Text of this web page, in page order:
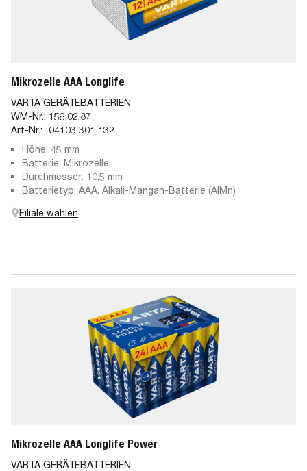
Mikrozelle AAA Longlife
VARTA GERÄTEBATTERIEN
WM-Nr.: 156.02.87
Art-Nr.:
04103 301 132
Höhe: 45 mm
Batterie: Mikrozelle
Durchmesser: 10,5 mm
Batterietyp: AAA, Alkali-Mangan-Batterie (AlMn)
Filiale wählen
Mikrozelle AAA Longlife Power
VARTA GERÄTEBATTERIEN